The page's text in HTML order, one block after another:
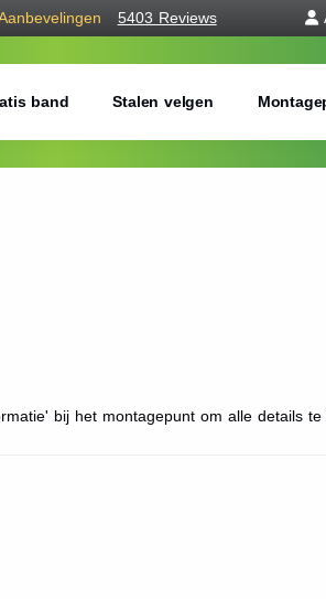
5403 Reviews
band Stalen velgen
bij het montagepunt om alle details te